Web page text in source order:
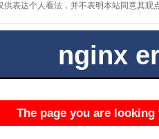
供表达个人看法，并不表明本站同意其观